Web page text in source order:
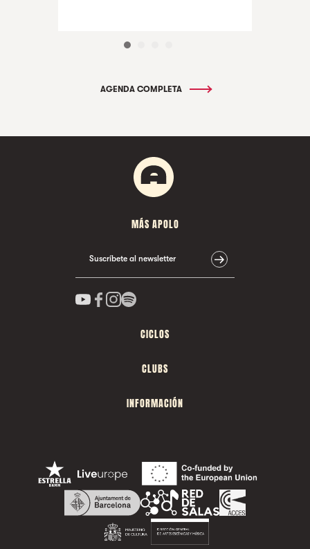
AGENDA COMPLETA
MÁS APOLO
Suscríbete al newsletter
CICLOS
CLUBS
INFORMACIÓN